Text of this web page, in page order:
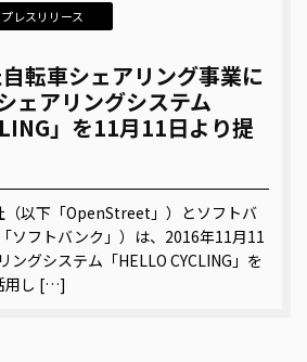
プレスリリース
転車シェアリング事業に
ェアリングシステム
」を11月11日より提
以下「OpenStreet」）とソフトバ
ソフトバンク」）は、2016年11月11
ングシステム「HELLO CYCLING」を
用し […]